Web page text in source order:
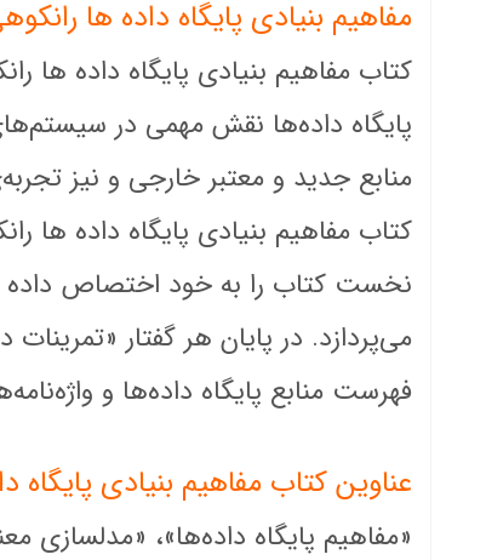
مفاهیم بنیادی پایگاه داده ها
کتاب مفاهیم بنیادی پایگاه داده‌
پایگاه داده‌ها نقش مهمی در سیستم‌های
منابع جدید و معتبر خارجی و نیز
کتاب مفاهیم بنیادی پایگاه داده ها
نخست کتاب را به خود اختصاص داده
می‌پردازد. در پایان هر گفتار
فهرست منابع پایگاه داده‌ها و
عناوین کتاب مفاهیم بنیادی پایگاه
«مفاهیم پایگاه داده‌ها»،